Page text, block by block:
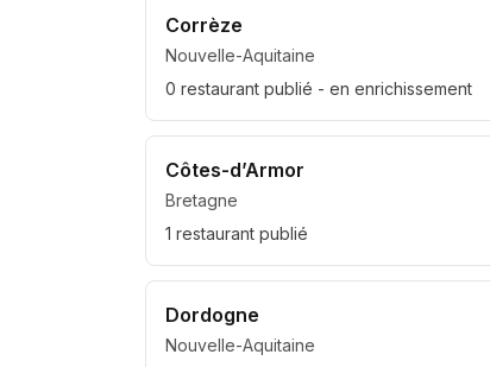
Corrèze
Nouvelle-Aquitaine
0 restaurant publié - en enrichissement
Côtes-d’Armor
Bretagne
1 restaurant publié
Dordogne
Nouvelle-Aquitaine